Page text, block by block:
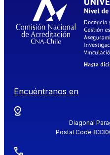
Encuéntranos en
Diagonal
Postal Code